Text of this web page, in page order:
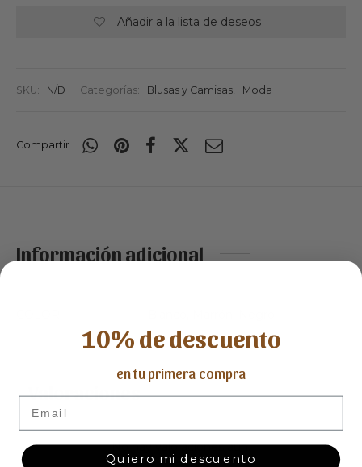
Añadir a la lista de deseos
SKU: N/D Categorías: Blusas y Camisas, Moda
Compartir
Información adicional
Valoraciones
No hay valoraciones aún.
10% de descuento
en tu primera compra
Email
Quiero mi descuento